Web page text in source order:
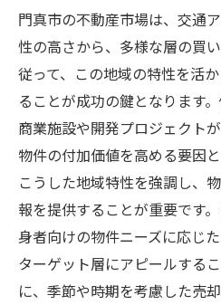
門真市の不動産市場は、交通
性の高さから、多様な層の買
従って、この地域の特性を活
ることが成功の鍵となります
商業施設や開発プロジェクト
物件の付加価値を高める要因
こうした地域特性を強調し、
報を提供することが重要です
身者向けの物件ニーズに応じ
ターゲット層にアピールする
に、季節や時期を考慮した売